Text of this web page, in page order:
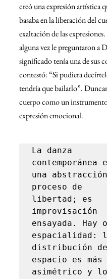
creó una expresión artística
basaba en la liberación del
exaltación de las
alguna vez le preguntaron a
significado tenía una de sus
contestó: “Si pudiera
tendría que bailarlo”.
cuerpo como un
expresión emocional.
La danza
contemporánea
una
proceso de
libertad; es
improvisación
ensayada. Hay
espacialidad:
distribución
espacio es más
asimétrico y